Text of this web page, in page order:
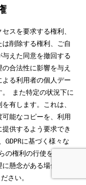
スを要求する権利、
削除する権利、ご自
えた同意を撤回する
合法性に影響を与え
る利用者の個人デー
。 また特定の状況下に
有します。これは、
能なコピーを、利用
供するよう要求でき
に基づく様々な
権利の行使を希望さ
懸念がある場合は、
さい。